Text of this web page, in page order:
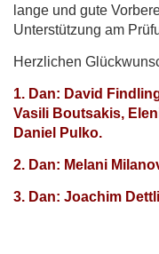
lange und gute
Unterstützung am
Herzlichen
1. Dan: David
Vasili Boutsakis,
Daniel Pulko.
2. Dan: Melani
3. Dan: Joachim